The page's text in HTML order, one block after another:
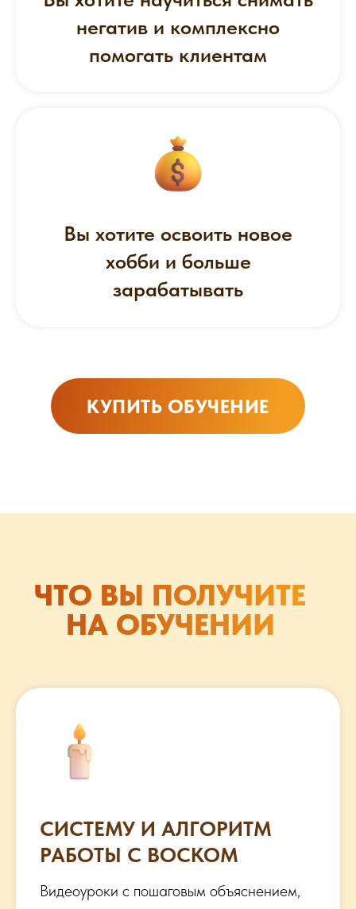
негатив и комплексно
помогать клиентам
Вы хотите освоить новое
хобби и больше
зарабатывать
КУПИТЬ ОБУЧЕНИЕ
ЧТО ВЫ ПОЛУЧИТЕ
НА ОБУЧЕНИИ
СИСТЕМУ И АЛГОРИТМ
РАБОТЫ С ВОСКОМ
Видеоуроки с пошаговым объяснением,